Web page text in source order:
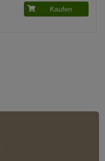
Kaufen